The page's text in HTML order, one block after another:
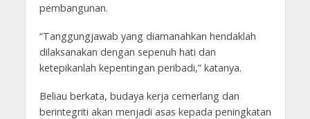
pembangunan.
“Tanggungjawab yang diamanahkan hendaklah
dilaksanakan dengan sepenuh hati dan
ketepikanlah kepentingan peribadi,” katanya.
Beliau berkata, budaya kerja cemerlang dan
berintegriti akan menjadi asas kepada peningkatan